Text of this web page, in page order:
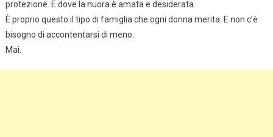
protezione. E dove la nuora è amata e desiderata.
È proprio questo il tipo di famiglia che ogni donna merita. E non c’è
bisogno di accontentarsi di meno.
Mai.